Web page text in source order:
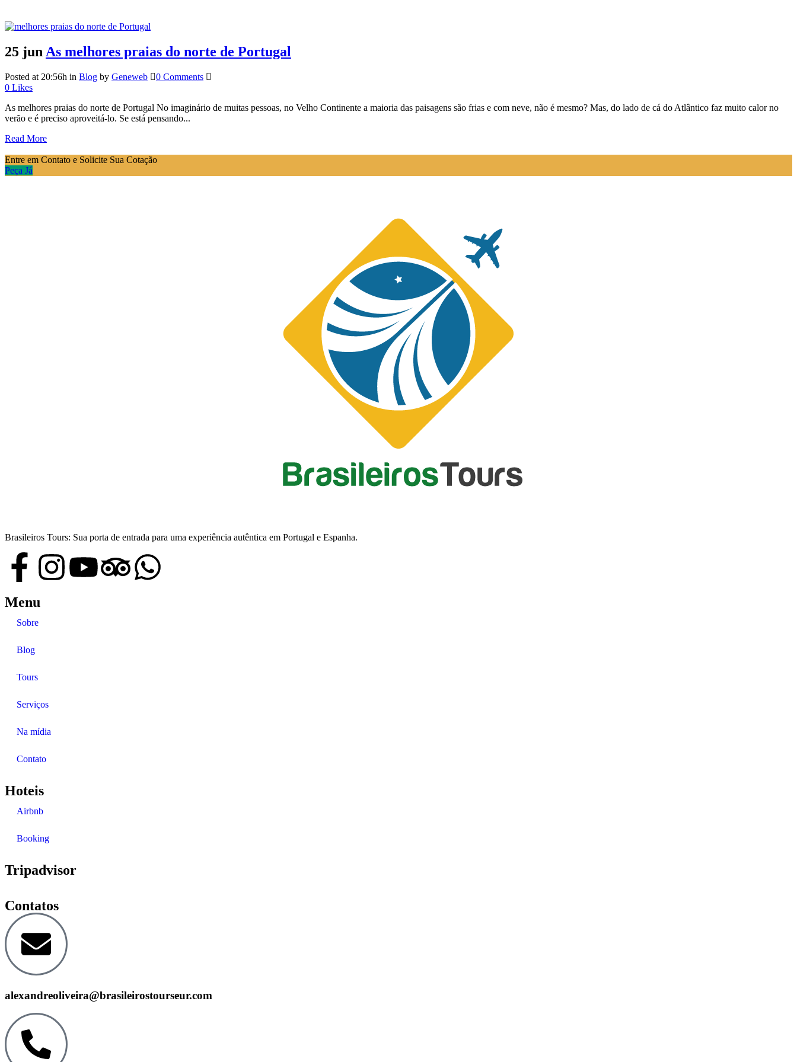
25 jun As melhores praias do norte de Portugal
Posted at 20:56h in Blog by Geneweb
0 Comments
0 Likes
As melhores praias do norte de Portugal No imaginário de muitas pessoas, no Velho Continente a maioria das paisagens são frias e com neve, não é mesmo? Mas, do lado de cá do Atlântico faz muito calor no
verão e é preciso aproveitá-lo. Se está pensando...
Read More
Entre em Contato e Solicite Sua Cotação
Peça Já
Brasileiros Tours: Sua porta de entrada para uma experiência autêntica em Portugal e Espanha.
Menu
Sobre
Blog
Tours
Serviços
Na mídia
Contato
Hoteis
Airbnb
Booking
Tripadvisor
Contatos
alexandreoliveira@brasileirostourseur.com